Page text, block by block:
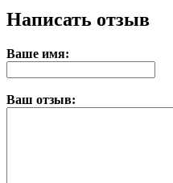
Написать отзыв
Ваше имя:
Ваш отзыв: